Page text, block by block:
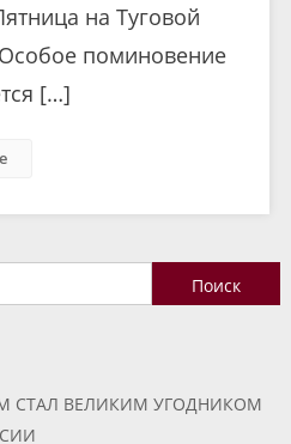
на Туговой
поминовение
[…]
Найти:
СТАЛ ВЕЛИКИМ УГОДНИКОМ